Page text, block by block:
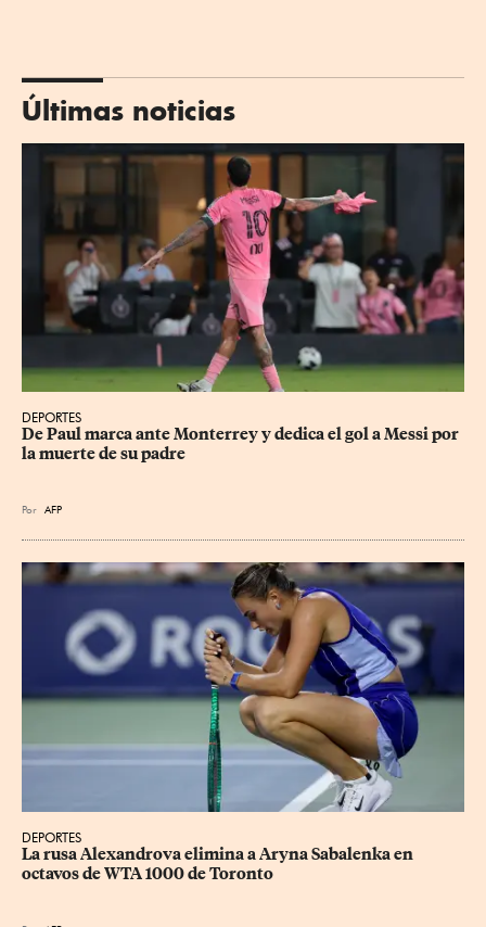
Últimas noticias
DEPORTES
De Paul marca ante Monterrey y dedica el gol a Messi por
la muerte de su padre
Por AFP
DEPORTES
La rusa Alexandrova elimina a Aryna Sabalenka en
octavos de WTA 1000 de Toronto